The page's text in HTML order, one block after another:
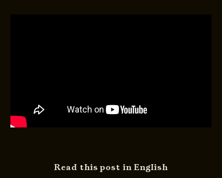
Read this post in English